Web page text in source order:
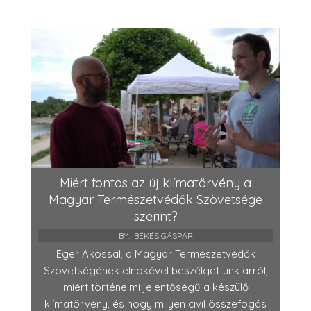
Miért fontos az új klímatörvény a
Magyar Természetvédők Szövetsége
szerint?
BY: BÉKÉS GÁSPÁR
Éger Ákossal, a Magyar Természetvédők
Szövetségének elnökével beszélgettünk arról,
miért történelmi jelentőségű a készülő
klímatörvény, és hogy milyen civil összefogás